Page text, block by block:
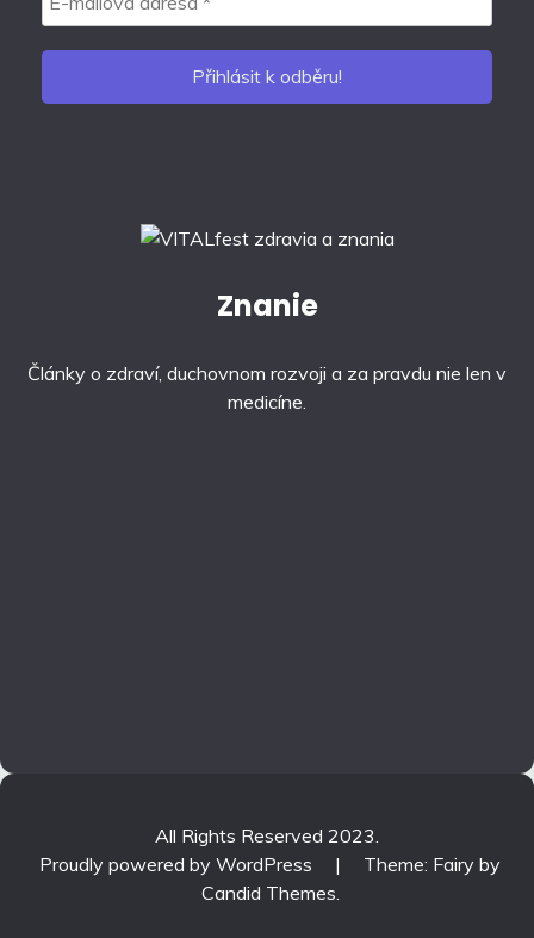
Znanie
Články o zdraví, duchovnom rozvoji a za pravdu nie len v
medicíne.
All Rights Reserved 2023.
Proudly powered by WordPress
|
Theme: Fairy by
Candid Themes